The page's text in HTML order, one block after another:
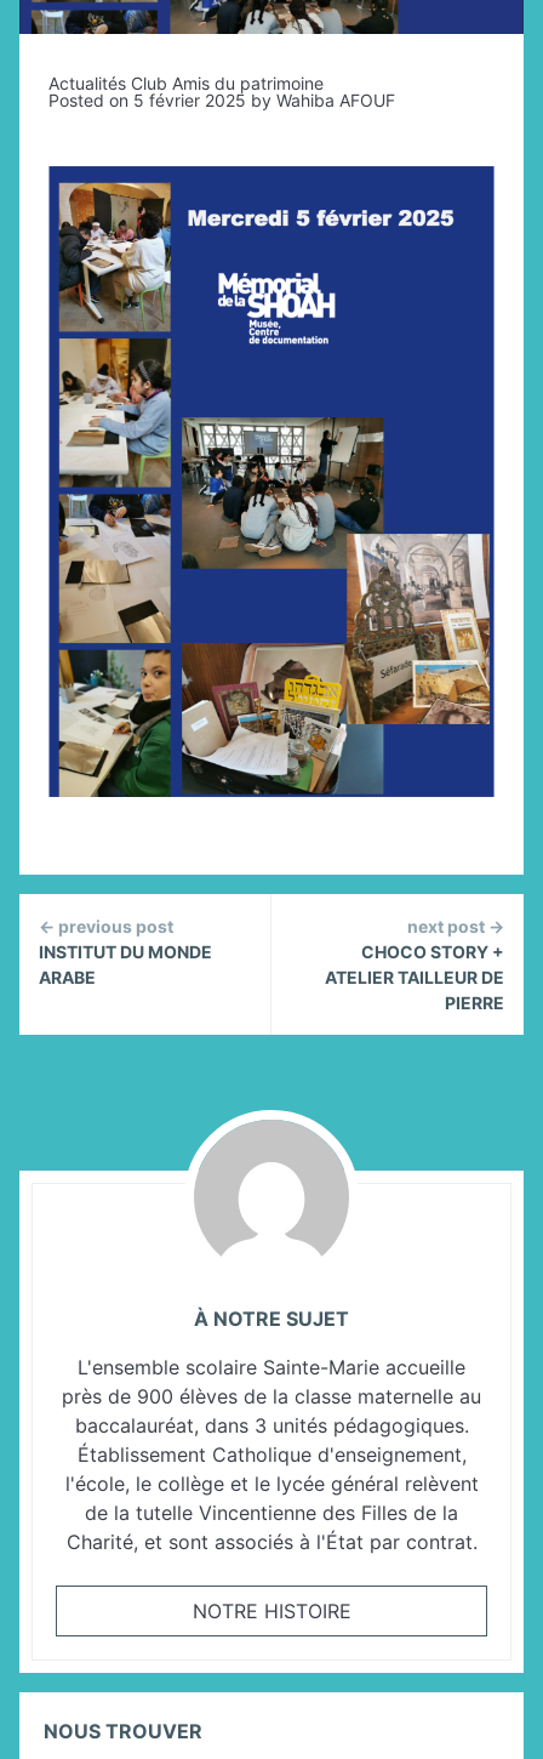
Actualités Club Amis du patrimoine
Posted on 5 février 2025 by Wahiba AFOUF
Continue
Reading
← previous post
INSTITUT DU MONDE
ARABE
next post →
CHOCO STORY +
ATELIER TAILLEUR DE
PIERRE
À NOTRE SUJET
L'ensemble scolaire Sainte-Marie accueille
près de 900 élèves de la classe maternelle au
baccalauréat, dans 3 unités pédagogiques.
Établissement Catholique d'enseignement,
l'école, le collège et le lycée général relèvent
de la tutelle Vincentienne des Filles de la
Charité, et sont associés à l'État par contrat.
NOTRE HISTOIRE
NOUS TROUVER